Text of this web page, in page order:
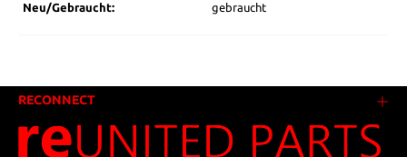
Neu/Gebraucht: gebraucht
RECONNECT